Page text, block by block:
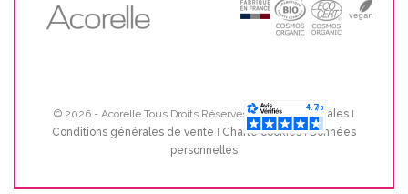
© 2026 - Acorelle Tous Droits Réservés IMentions Legales I
Conditions générales de vente I Charte cookiesIDonnées
personnelles